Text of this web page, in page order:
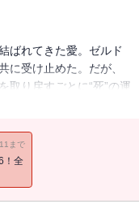
ばれてきた愛。ゼルド
に受け止めた。だが、
取り戻すごとに“死”の運
スは苦悩し、絶望の淵
まで
！全